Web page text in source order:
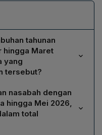
tahunan
hingga Maret
yang
tersebut?
nasabah dengan
pertumbuhan tahunan
Faktor utama yang
penempatan
nasabah dengan
hingga Mei 2026,
total